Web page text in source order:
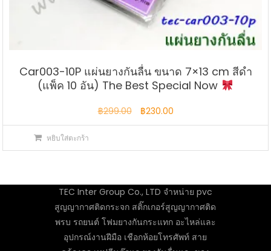
Car003-10P แผ่นยางกันลื่น ขนาด 7×13 cm สีดำ
(แพ็ค 10 อัน) The Best Special Now
฿299.00
Original
price
฿230.00Current
price
หยิบใส่ตะกร้า
TEC Inter Group Co., LTD จำหน่าย pvc
สูญญากาศติดกระจก สติ๊กเกอร์สูญญากาศติด
พรบ รถยนต์ โฟมยางกันกระแทก อะไหล่และ
อุปกรณ์งานฝีมือ เชือกห้อยโทรศัพท์ สาย